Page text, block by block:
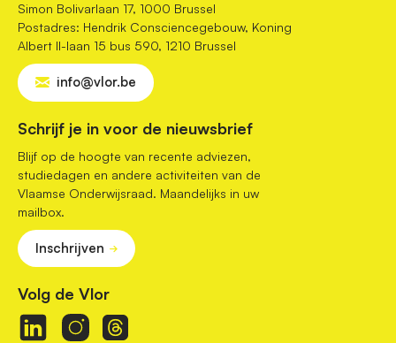
Simon Bolivarlaan 17, 1000 Brussel
Postadres: Hendrik Consciencegebouw, Koning
Albert II-laan 15 bus 590, 1210 Brussel
info@vlor.be
Schrijf je in voor de nieuwsbrief
Blijf op de hoogte van recente adviezen,
studiedagen en andere activiteiten van de
Vlaamse Onderwijsraad. Maandelijks in uw
mailbox.
Inschrijven
Volg de Vlor